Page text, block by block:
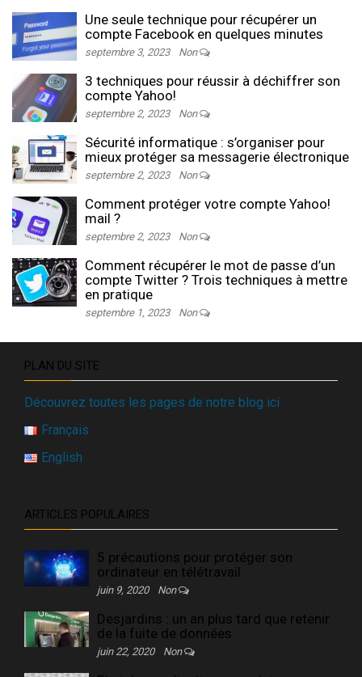
Une seule technique pour récupérer un
compte Facebook en quelques minutes
septembre 3, 2023 Non
3 techniques pour réussir à déchiffrer son
compte Yahoo!
septembre 2, 2023 Non
Sécurité informatique : s’organiser pour
mieux protéger sa messagerie électronique
septembre 2, 2023 Non
Comment protéger votre compte Yahoo!
mail ?
septembre 2, 2023 Non
Comment récupérer le mot de passe d’un
compte Twitter ? Trois techniques à mettre
en pratique
septembre 1, 2023 Non
PLAN DU SITE
Découvrez toutes les pages de notre blog ici
Français
English
ARTICLES POPULAIRES
5 précautions pour protéger son
ordinateur en télétravail
juin 9, 2020 Non
Desjardins : un an plus tard que retenir
de la fuite de données
juin 22, 2020 Non